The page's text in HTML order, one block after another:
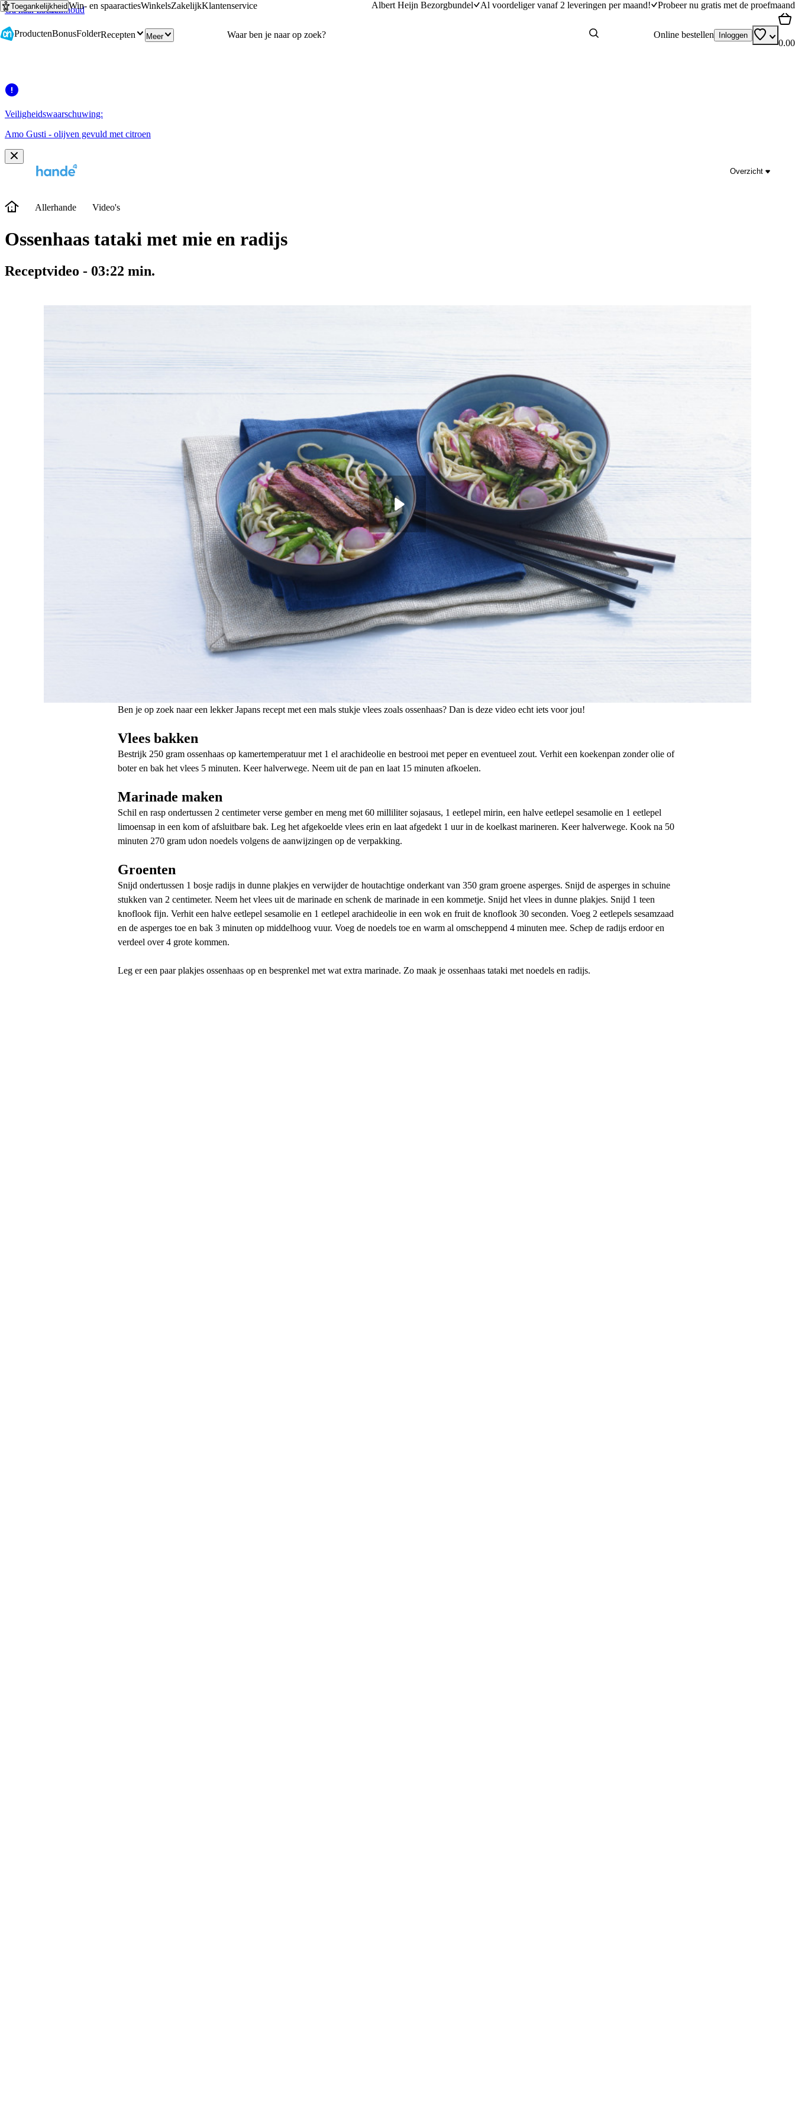
Ga naar hoofdinhoud
Ga naar zoeken
ToegankelijkheidWin- en spaaractiesWinkelsZakelijkKlantenservice Albert Heijn Bezorgbundel Al voordeliger vanaf 2 leveringen per maand! Probeer nu gratis met de proefmaand
ProductenBonusFolderRecepten Meer Online bestellen Inloggen
0.00
Veiligheidswaarschuwing:
Amo Gusti - olijven gevuld met citroen
Overzicht
Allerhande Video's
Ossenhaas tataki met mie en radijs
Receptvideo - 03:22 min.
Ben je op zoek naar een lekker Japans recept met een mals stukje vlees zoals ossenhaas? Dan is deze video echt iets voor jou!
Vlees bakken
Bestrijk 250 gram ossenhaas op kamertemperatuur met 1 el arachideolie en bestrooi met peper en eventueel zout. Verhit een koekenpan zonder olie of
boter en bak het vlees 5 minuten. Keer halverwege. Neem uit de pan en laat 15 minuten afkoelen.
Marinade maken
Schil en rasp ondertussen 2 centimeter verse gember en meng met 60 milliliter sojasaus, 1 eetlepel mirin, een halve eetlepel sesamolie en 1 eetlepel
limoensap in een kom of afsluitbare bak. Leg het afgekoelde vlees erin en laat afgedekt 1 uur in de koelkast marineren. Keer halverwege. Kook na 50
minuten 270 gram udon noedels volgens de aanwijzingen op de verpakking.
Groenten
Snijd ondertussen 1 bosje radijs in dunne plakjes en verwijder de houtachtige onderkant van 350 gram groene asperges. Snijd de asperges in schuine
stukken van 2 centimeter. Neem het vlees uit de marinade en schenk de marinade in een kommetje. Snijd het vlees in dunne plakjes. Snijd 1 teen
knoflook fijn. Verhit een halve eetlepel sesamolie en 1 eetlepel arachideolie in een wok en fruit de knoflook 30 seconden. Voeg 2 eetlepels sesamzaad
en de asperges toe en bak 3 minuten op middelhoog vuur. Voeg de noedels toe en warm al omscheppend 4 minuten mee. Schep de radijs erdoor en
verdeel over 4 grote kommen.
Leg er een paar plakjes ossenhaas op en besprenkel met wat extra marinade. Zo maak je ossenhaas tataki met noedels en radijs.